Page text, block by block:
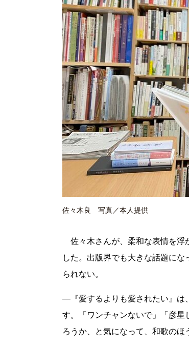
佐々木良 写真／本人提供
佐々木さんが、柔和な表情を浮
した。出版界でも大きな話題に
られない。
―『愛するよりも愛されたい』は
す。「ワンチャンないで」「彦
ろうか、と気になって、和歌のほ